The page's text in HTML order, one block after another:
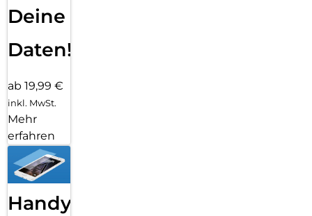
Deine
Daten!
ab 19,99 €
inkl. MwSt.
Mehr
erfahren
Handy